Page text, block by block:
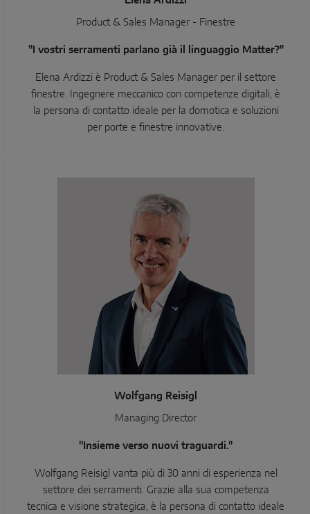
Product & Sales Manager - Finestre
"I vostri serramenti parlano già il linguaggio Matter?"
Elena Ardizzi è Product & Sales Manager per il settore
finestre. Ingegnere meccanico con competenze digitali, è
la persona di contatto ideale per la domotica e soluzioni
per porte e finestre innovative.
Wolfgang Reisigl
Managing Director
"Insieme verso nuovi traguardi."
Wolfgang Reisigl vanta più di 30 anni di esperienza nel
settore dei serramenti. Grazie alla sua competenza
tecnica e visione strategica, è la persona di contatto ideale